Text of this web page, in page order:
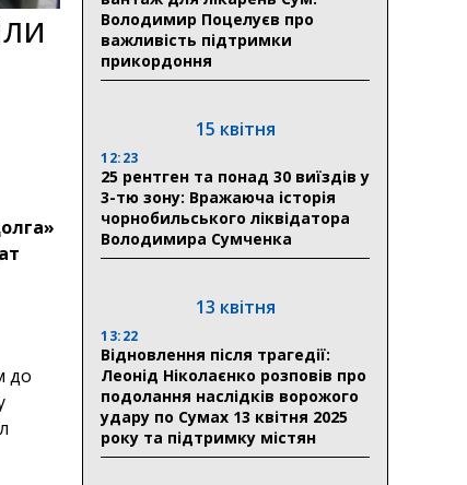
до
Володимир Поцелуєв про
важливість підтримки
прикордоння
15 квітня
12:23
25 рентген та понад 30 виїздів у
3-тю зону: Вражаюча історія
чорнобильського ліквідатора
Володимира Сумченка
13 квітня
13:22
Відновлення після трагедії:
Леонід Ніколаєнко розповів про
подолання наслідків ворожого
удару по Сумах 13 квітня 2025
року та підтримку містян